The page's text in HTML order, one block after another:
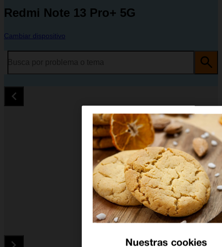
Redmi Note 13 Pro+ 5G
Cambiar dispositivo
Nuestras cookies